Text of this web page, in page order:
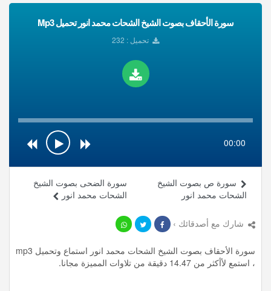
سورة الأحقاف بصوت الشيخ الشحات محمد انور تحميل Mp3
تحميل : 232
00:00
سورة الضحى بصوت الشيخ
الشحات محمد انور
سورة ص بصوت الشيخ
الشحات محمد انور
شارك مع أصدقائك ›
سورة الأحقاف بصوت الشيخ الشحات محمد انور استماع وتحميل mp3
، استمع لأأكثر من 14.47 دقيقة من تلاوات المميزة مجانا.